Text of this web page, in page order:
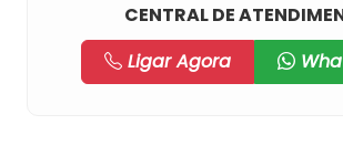
CENTRAL DE
Ligar Agora